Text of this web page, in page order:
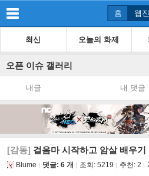
홈 웹진
최신 오늘의 화제
오픈 이슈 갤러리
내글 내 댓글
[감동] 걸음마 시작하고 암살 배우기
Blume 댓글: 6 개 조회: 5219 추천: 2